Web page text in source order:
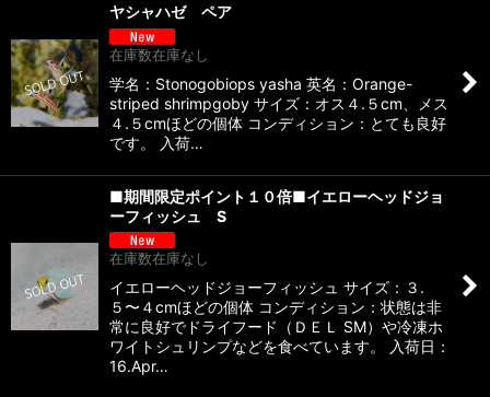
ヤシャハゼ ペア
在庫数在庫なし
学名：Stonogobiops yasha 英名：Orange-
striped shrimpgoby サイズ：オス４.５cm、メス
４.５cmほどの個体 コンディション：とても良好
です。 入荷…
■期間限定ポイント１０倍■イエローヘッドジョ
ーフィッシュ S
在庫数在庫なし
イエローヘッドジョーフィッシュ サイズ：３.
５〜４cmほどの個体 コンディション：状態は非
常に良好でドライフード（ＤＥＬ SM）や冷凍ホ
ワイトシュリンプなどを食べています。 入荷日：
16.Apr…